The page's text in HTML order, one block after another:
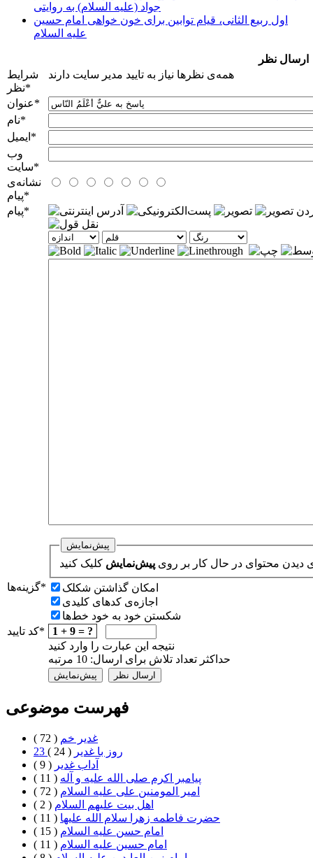
جواد (علیه السلام) به روایتی
اول ربیع الثانی، قیام توابین برای خون خواهی امام حسین
علیه السلام
ارسال نظر
شرایط
نظر*
همه‌ی نظرها نیاز به تایید مدیر سایت دارند
عنوان*
نام*
ایمیل *
وب
سایت*
نشانه‌ی
پيام*
پیام*
دیدن محتوای در حال کار بر روی پيش‌نمايش
گزينه‌ها*
امکان گذاشتن شکلک
اجازه‌ی کدهای کلیدی
شکستن خود به خود خط‌ها
کد تایید*
1 + 9 = ?
نتیجه این عبارت را وارد کنید
حداکثر تعداد تلاش برای ارسال: 10 مرتبه
فهرست موضوعی
غدیر خم ( 72 )
23 روز با غدير ( 24 )
آداب غدیر ( 9 )
پیامبر اکرم صلی الله علیه و آله ( 11 )
امیر المومنین علی علیه السلام ( 72 )
اهل بيت علیهم السلام ( 2 )
حضرت فاطمه زهرا سلام الله علیها ( 11 )
امام حسن علیه السلام ( 15 )
امام حسین علیه السلام ( 11 )